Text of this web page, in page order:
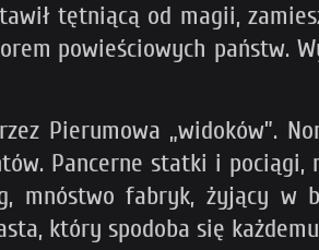
tętniącą od magii,
powieściowych państw.
Pierumowa „widoków”.
Pancerne statki i pociągi,
mnóstwo fabryk, żyjący
który spodoba się